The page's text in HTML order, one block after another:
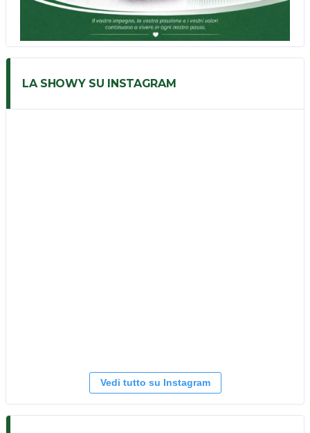
LA SHOWY SU INSTAGRAM
Vedi tutto su Instagram